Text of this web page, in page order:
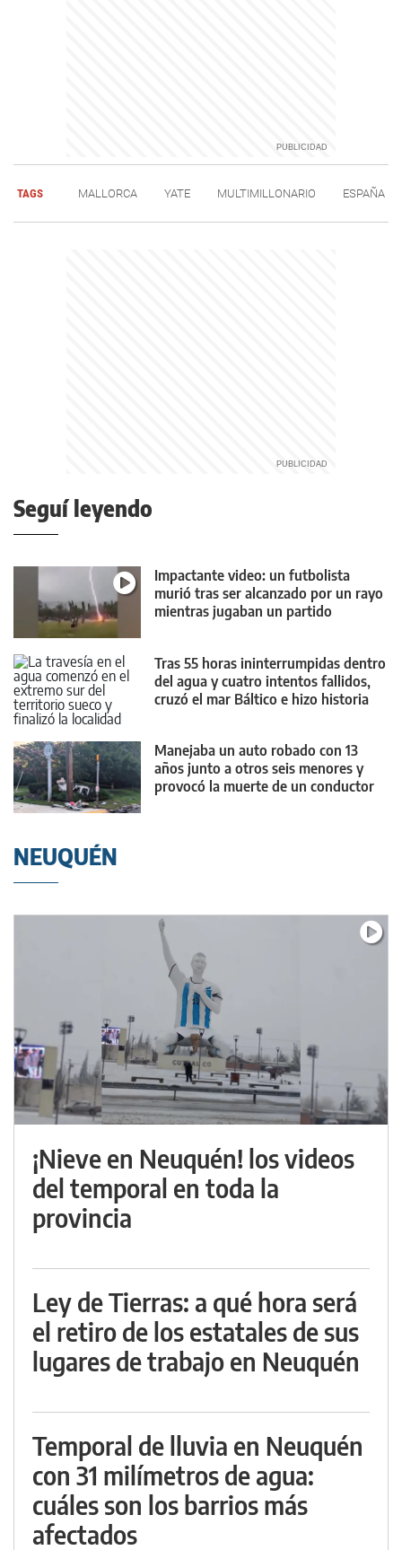
TAGS MALLORCA YATE MULTIMILLONARIO ESPAÑA
Seguí leyendo
Impactante video: un futbolista
murió tras ser alcanzado por un rayo
mientras jugaban un partido
Tras 55 horas ininterrumpidas dentro
del agua y cuatro intentos fallidos,
cruzó el mar Báltico e hizo historia
Manejaba un auto robado con 13
años junto a otros seis menores y
provocó la muerte de un conductor
NEUQUÉN
¡Nieve en Neuquén! los videos
del temporal en toda la
provincia
Ley de Tierras: a qué hora será
el retiro de los estatales de sus
lugares de trabajo en Neuquén
Temporal de lluvia en Neuquén
con 31 milímetros de agua:
cuáles son los barrios más
afectados